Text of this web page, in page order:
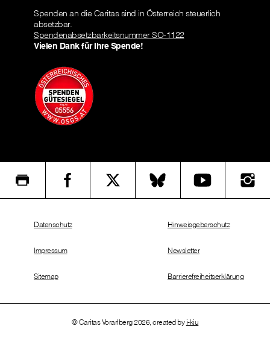
Spenden an die Caritas sind in Österreich steuerlich
absetzbar.
Spendenabsetzbarkeitsnummer SO-1122
Vielen Dank für Ihre Spende!
© Caritas Vorarlberg 2026, created by i-kiu
Datenschutz
Impressum
Sitemap
Hinweisgeberschutz
Newsletter
Barrierefreiheitserklärung